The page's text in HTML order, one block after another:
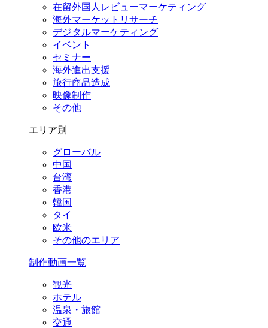
在留外国⼈レビューマーケティング
海外マーケットリサーチ
デジタルマーケティング
イベント
セミナー
海外進出支援
旅行商品造成
映像制作
その他
エリア別
グローバル
中国
台湾
香港
韓国
タイ
欧米
その他のエリア
制作動画一覧
観光
ホテル
温泉・旅館
交通